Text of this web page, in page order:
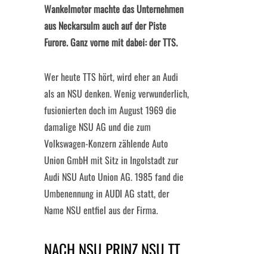
Wankelmotor machte das Unternehmen
aus Neckarsulm auch auf der Piste
Furore. Ganz vorne mit dabei: der TTS.
Wer heute TTS hört, wird eher an Audi
als an NSU denken. Wenig verwunderlich,
fusionierten doch im August 1969 die
damalige NSU AG und die zum
Volkswagen-Konzern zählende Auto
Union GmbH mit Sitz in Ingolstadt zur
Audi NSU Auto Union AG. 1985 fand die
Umbenennung in AUDI AG statt, der
Name NSU entfiel aus der Firma.
NACH NSU PRINZ NSU TT